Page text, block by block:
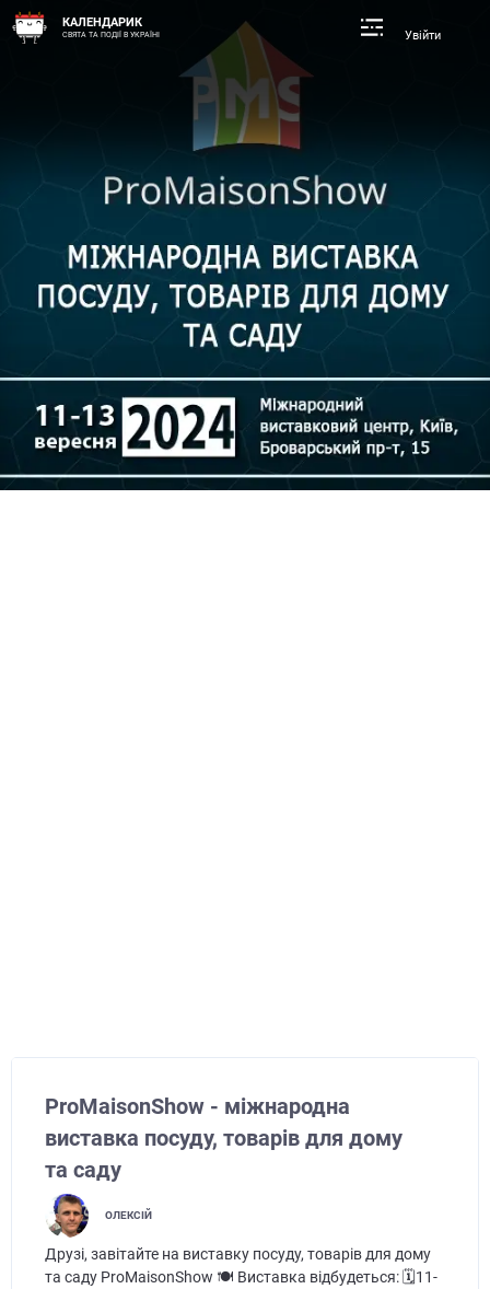
КАЛЕНДАРИК
СВЯТА ТА ПОДІЇ В УКРАЇНІ Увійти
ProMaisonShow - міжнародна
виставка посуду, товарів для дому
та саду
ОЛЕКСІЙ
Друзі, завітайте на виставку посуду, товарів для дому
та саду ProMaisonShow 🍽️ Виставка відбудеться: 🗓️11-